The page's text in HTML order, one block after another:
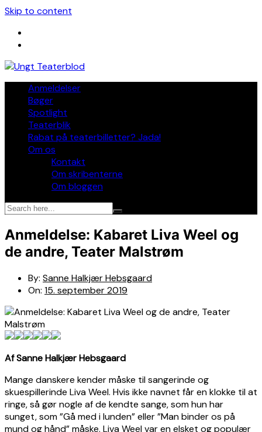
Skip to content
Anmeldelser
Bøger
Spotlight
Teaterblik
Rabat på teaterbilletter? Jada!
Om os
Kontakt
Om skribenterne
Om bloggen
Anmeldelse: Kabaret Liva Weel og
de andre, Teater Malstrøm
By: Sanne Halkjær Hebsgaard
On: 15. september 2019
Af Sanne Halkjær Hebsgaard
Mange danskere kender måske til sangerinde og
skuespillerinde Liva Weel. Hvis ikke navnet får en klokke til at
ringe, så gør nogle af de kendte sange, som hun har
sunget, som ”Gå med i lunden” eller ”Man binder os på
mund og hånd” måske. Liva Weel var en elsket og populær